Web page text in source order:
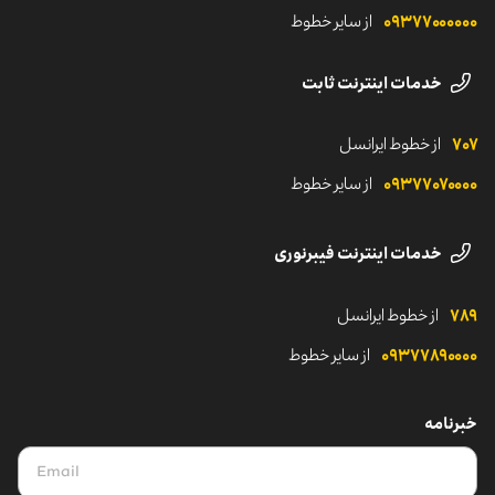
شروع مسیر ایرانسلی
لوگوهای ایرانسل
۰۹۳۷۷۰‌۰۰۰۰۰ از سایر خطوط
خدمات اینترنت ثابت
۷۰۷ از خطوط ایرانسل
۰۹۳۷۷۰۷۰۰۰۰ از سایر خطوط
خدمات اینترنت فیبرنوری
۷۸۹ از خطوط ایرانسل
۰۹۳۷۷۸۹۰۰۰۰ از سایر خطوط
خبرنامه